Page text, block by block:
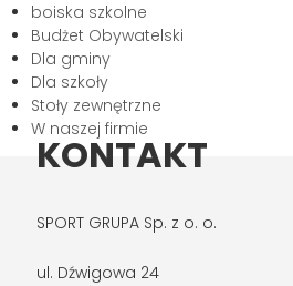
boiska szkolne
Budżet Obywatelski
Dla gminy
Dla szkoły
Stoły zewnętrzne
W naszej firmie
KONTAKT
SPORT GRUPA Sp. z o. o.
ul. Dźwigowa 24